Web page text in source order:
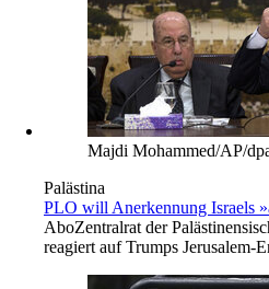
Majdi Mohammed/AP/
Palästina
PLO will Anerkennung Israels
AboZentralrat der
reagiert auf Trumps Jerusalem-